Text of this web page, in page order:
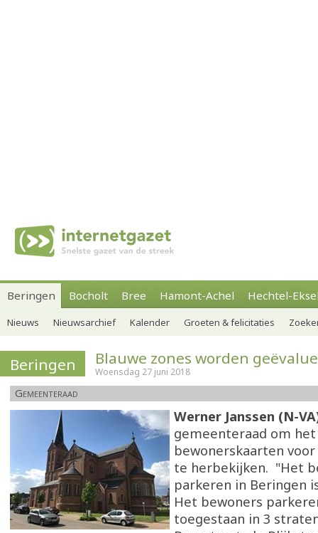
Beringen Bocholt Bree Hamont-Achel Hechtel-
Nieuws Nieuwsarchief Kalender Groeten & felicitaties
Beringen Blauwe zones worden
Woensdag 27 juni 2018
Gemeenteraad
Werner Janssen (N-
gemeenteraad om
bewonerskaarten
te herbekijken. "Het
parkeren in Beringen
Het bewoners
toegestaan in 3